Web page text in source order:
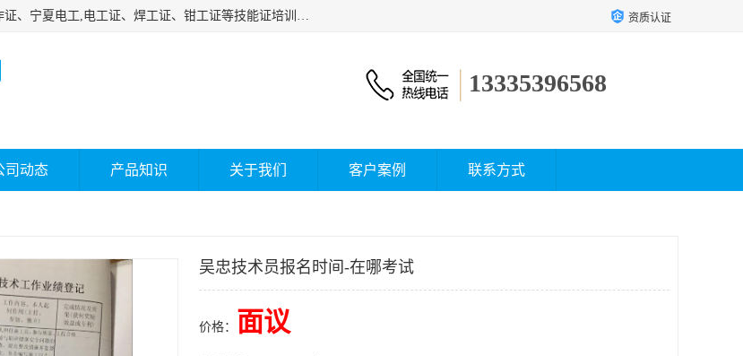
杰森教育专业提供电工证报名、安全员报名考试、特种作业操作证、操作证、宁夏电工,电工证、焊工证、钳工证等技能证培训课程。 资质认证
13335396568
司动态 产品知识 关于我们 客户案例 联系方式
吴忠技术员报名时间-在哪考试
价格： 面议